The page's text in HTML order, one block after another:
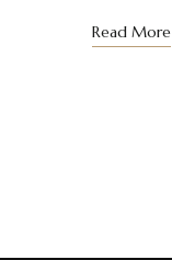
Read More